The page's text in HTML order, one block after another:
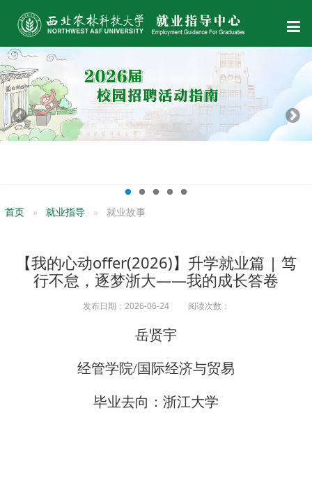
首页 就业指导 就业故事
【我的心动offer(2026)】升学就业篇 | 笃
行不怠，逐梦浙大——我的成长答卷
发布日期：2026-06-24 阅读次数：
岳贤宇
经管学院/国际经济与贸易
毕业去向：浙江大学